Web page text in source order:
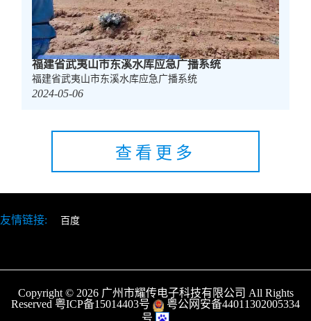
福建省武夷山市东溪水库应急广播系统
福建省武夷山市东溪水库应急广播系统
2024-05-06
查看更多
友情链接: 百度
Copyright © 2026广州市耀传电子科技有限公司 All Rights
Reserved 粤ICP备15014403号
粤公网安备44011302005334
号